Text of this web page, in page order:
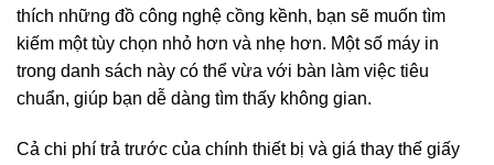
thích những đồ công nghệ cồng kềnh, bạn sẽ muốn tìm
kiếm một tùy chọn nhỏ hơn và nhẹ hơn. Một số máy in
trong danh sách này có thể vừa với bàn làm việc tiêu
chuẩn, giúp bạn dễ dàng tìm thấy không gian.
Cả chi phí trả trước của chính thiết bị và giá thay thế giấy